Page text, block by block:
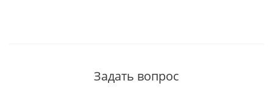
Задать вопрос